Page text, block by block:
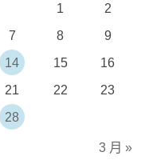
1
2
7 8
9
14 15
16
21 22
23
28
3 月 »